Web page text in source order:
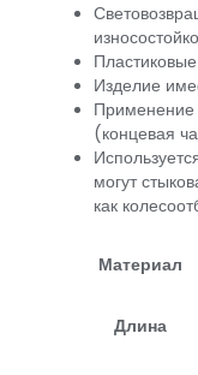
Изделие
Применение
(концевая
могут
как
Материал
Длина